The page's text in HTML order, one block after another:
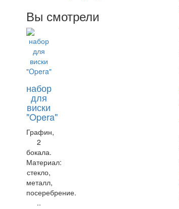
Вы смотрели
набор
для
виски
"Opera"
Графин,
2
бокала.
Материал:
стекло,
металл,
посеребрение.
..